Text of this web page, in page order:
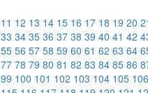
11 12 13 14 15 16 17 18 19 20
33 34 35 36 37 38 39 40 41 42
55 56 57 58 59 60 61 62 63 64
77 78 79 80 81 82 83 84 85 86
99 100 101 102 103 104 105 106